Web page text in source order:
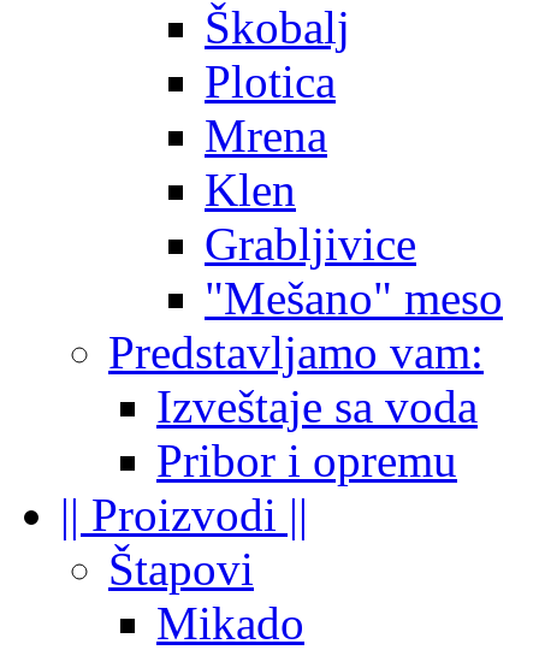
Škobalj
Plotica
Mrena
Klen
Grabljivice
"Mešano" meso
Predstavljamo vam:
Izveštaje sa voda
Pribor i opremu
|| Proizvodi ||
Štapovi
Mikado